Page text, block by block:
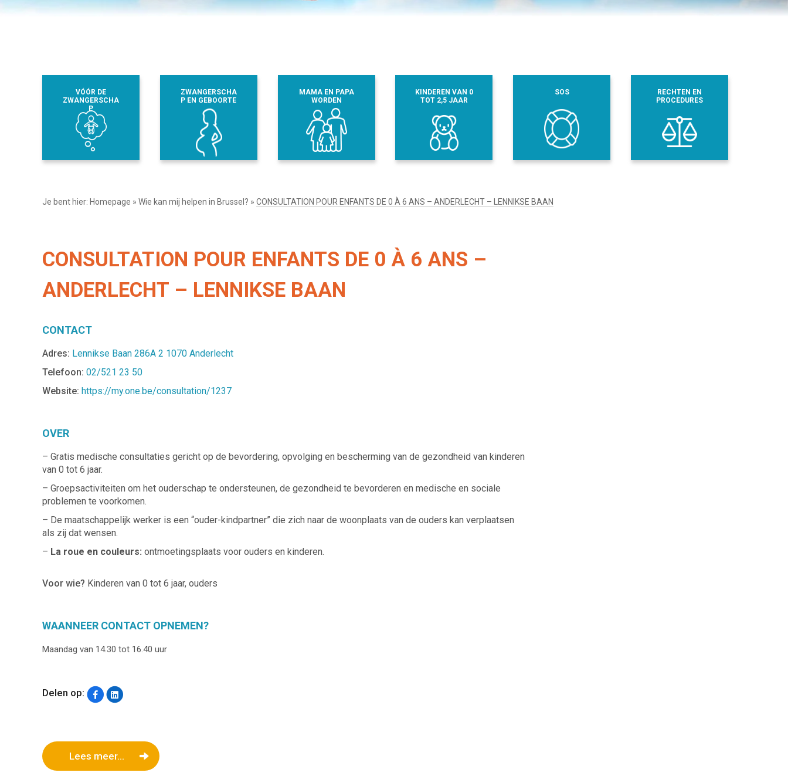
VÓÓR DE
ZWANGERSCHA
P
ZWANGERSCHA
P EN GEBOORTE
MAMA EN PAPA
WORDEN
KINDEREN VAN 0
TOT 2,5 JAAR
SOS
RECHTEN EN
PROCEDURES
Je bent hier: Homepage » Wie kan mij helpen in Brussel? » CONSULTATION POUR ENFANTS DE 0 À 6 ANS – ANDERLECHT – LENNIKSE BAAN
CONSULTATION POUR ENFANTS DE 0 À 6 ANS –
ANDERLECHT – LENNIKSE BAAN
CONTACT
Adres: Lennikse Baan 286A 2 1070 Anderlecht
Telefoon: 02/521 23 50
Website: https://my.one.be/consultation/1237
OVER
– Gratis medische consultaties gericht op de bevordering, opvolging en bescherming van de gezondheid van kinderen
van 0 tot 6 jaar.
– Groepsactiviteiten om het ouderschap te ondersteunen, de gezondheid te bevorderen en medische en sociale
problemen te voorkomen.
– De maatschappelijk werker is een “ouder-kindpartner” die zich naar de woonplaats van de ouders kan verplaatsen
als zij dat wensen.
– La roue en couleurs: ontmoetingsplaats voor ouders en kinderen.
Voor wie? Kinderen van 0 tot 6 jaar, ouders
WAANNEER CONTACT OPNEMEN?
Maandag van 14.30 tot 16.40 uur
Delen op:
Lees meer...